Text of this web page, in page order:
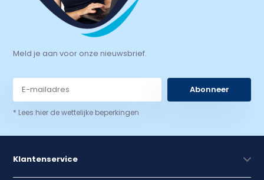
Meld je aan voor onze nieuwsbrief.
Abonneer
* Lees hier de wettelijke beperkingen
Klantenservice